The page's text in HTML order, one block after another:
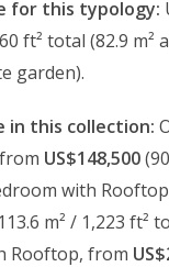
for this typology:
ft² total (82.9
garden).
in this collection:
US$148,500
with
m² / 1,223 ft²
Rooftop, from